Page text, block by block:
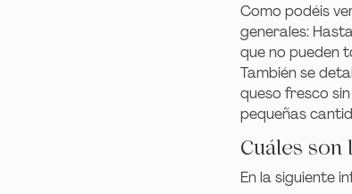
Como podéis
generales:
que no pueden
También se
queso fresco
pequeñas
Cuáles son
En la siguiente